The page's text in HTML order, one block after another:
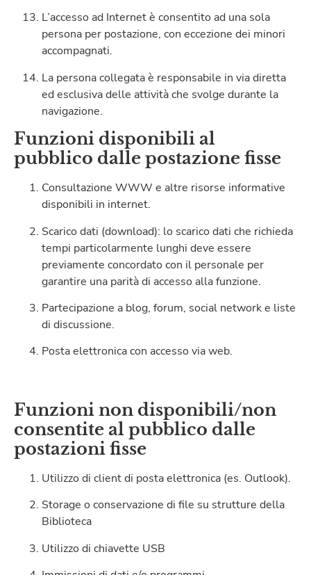
L’accesso ad Internet è consentito ad una sola
persona per postazione, con eccezione dei minori
accompagnati.
La persona collegata è responsabile in via diretta
ed esclusiva delle attività che svolge durante la
navigazione.
Funzioni disponibili al
pubblico dalle postazione fisse
Consultazione WWW e altre risorse informative
disponibili in internet.
Scarico dati (download): lo scarico dati che richieda
tempi particolarmente lunghi deve essere
previamente concordato con il personale per
garantire una parità di accesso alla funzione.
Partecipazione a blog, forum, social network e liste
di discussione.
Posta elettronica con accesso via web.
Funzioni non disponibili/non
consentite al pubblico dalle
postazioni fisse
Utilizzo di client di posta elettronica (es. Outlook).
Storage o conservazione di file su strutture della
Biblioteca
Utilizzo di chiavette USB